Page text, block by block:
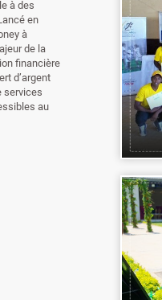
à des
en
à
de la
financière
d’argent
services
au